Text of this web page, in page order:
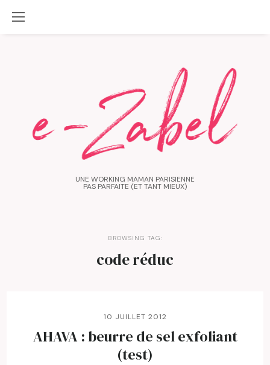
UNE WORKING MAMAN PARISIENNE
PAS PARFAITE (ET TANT MIEUX)
BROWSING TAG:
code réduc
10 JUILLET 2012
AHAVA : beurre de sel exfoliant
(test)